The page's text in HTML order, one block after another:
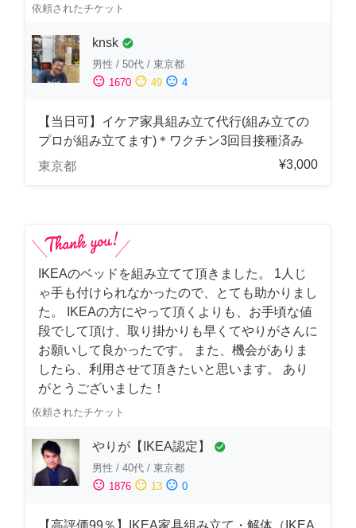
依頼されたチケット
knsk check_circle
男性 / 50代 / 東京都
sentiment_satisfied 1670 sentiment_neutral 49 sentiment_dissatisfied 4
【当日可】イケア家具組み立て代行(組み立ての
プロが組み立てます)＊ワクチン3回目接種済み
東京都
¥3,000
IKEAのベッドを組み立てて頂きました。 1人じ
ゃ手も付けられなかったので、とても助かりまし
た。 IKEAの方にやって頂くよりも、お手頃な値
段でして頂け、取り掛かりも早くてやりがさんに
お願いして良かったです。 また、機会がありま
したら、利用させて頂きたいと思います。 あり
がとうございました！
依頼されたチケット
やりが【IKEA認定】 check_circle
男性 / 40代 / 東京都
sentiment_satisfied 1876 sentiment_neutral 13 sentiment_dissatisfied 0